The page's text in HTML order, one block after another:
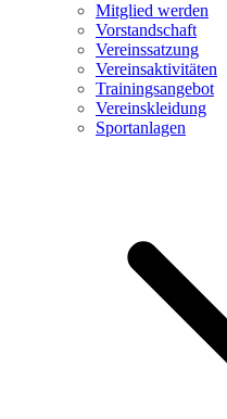
Mitglied werden
Vorstandschaft
Vereinssatzung
Vereinsaktivitäten
Trainingsangebot
Vereinskleidung
Sportanlagen